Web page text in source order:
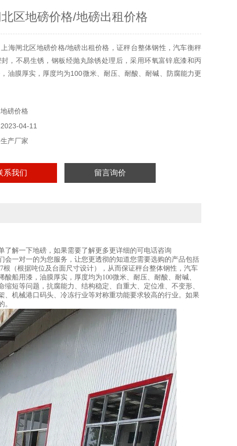
北区地磅价格/地磅出租价格
海闸北区地磅价格/地磅出租价格，证秤台整体钢性，汽车衡秤
，不易生锈，钢板经抛丸除锈处理后，采用环氧富锌底漆和丙
油膜厚实，厚度均为100微米、耐压、耐酸、耐碱、防腐能力更
能力、结构稳定、自重大、定位准、不变形、免维护适用为公
企业、物流运输行业、建筑结构、桥梁、车辆、支架、机械港
磅价格
04-11
产厂家
系我们 留言询价
解一下地磅，如果需要了解更多更详细的可电话咨询
一对一的为您服务，让您更透彻的知道您需要选购的产品包括
根（根据吨位及台面尺寸设计），从而保证秤台整体钢性，汽车
船用漆，油膜厚实，厚度均为100微米、耐压、耐酸、耐碱、
短等问题，抗腐能力、结构稳定、自重大、定位准、不变形、
机械港口码头、冷冻行业等对称重功能要求较高的行业。如果
。